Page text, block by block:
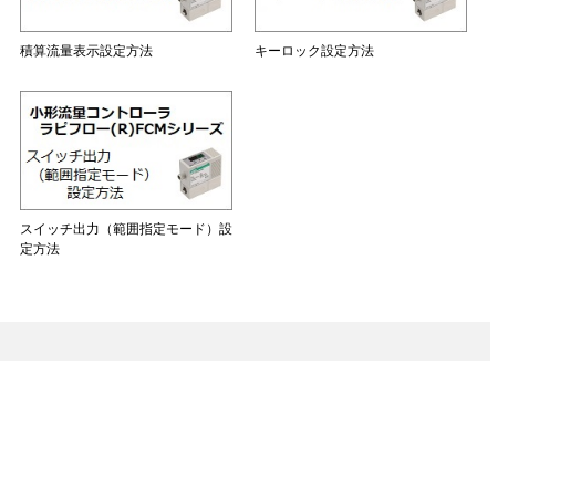
積算流量表示設定方法 キーロック設定方法
スイッチ出力（範囲指定モード）設
定方法